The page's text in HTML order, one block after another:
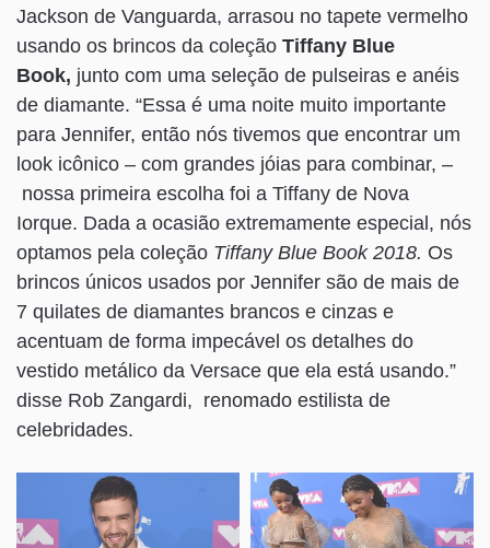
Jackson de Vanguarda, arrasou no tapete vermelho
usando os brincos da coleção Tiffany Blue
Book, junto com uma seleção de pulseiras e anéis
de diamante. “Essa é uma noite muito importante
para Jennifer, então nós tivemos que encontrar um
look icônico – com grandes jóias para combinar, –
nossa primeira escolha foi a Tiffany de Nova
Iorque. Dada a ocasião extremamente especial, nós
optamos pela coleção Tiffany Blue Book 2018. Os
brincos únicos usados por Jennifer são de mais de
7 quilates de diamantes brancos e cinzas e
acentuam de forma impecável os detalhes do
vestido metálico da Versace que ela está usando.”
disse Rob Zangardi, renomado estilista de
celebridades.